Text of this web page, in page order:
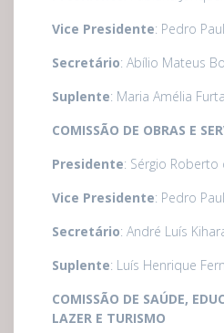
Vice Presidente: Pedro
Secretário: Abílio Mateus
Suplente: Maria Amélia
COMISSÃO DE OBRAS E
Presidente: Sérgio Roberto
Vice Presidente: Pedro
Secretário: André Luís
Suplente: Luís Henrique
COMISSÃO DE SAÚDE,
LAZER E TURISMO